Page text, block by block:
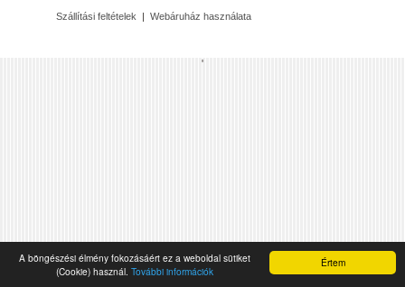
Értem
A böngészési élmény fokozásáért ez a weboldal sütiket
(Cookie) használ. További információk
Szállítási feltételek | Webáruház használata
'